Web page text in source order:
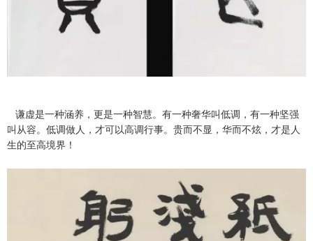
谦虚是一种涵养，更是一种智慧。有一种奢华叫低调，有一种坚强
叫从容。低调做人，才可以高调行事。贵而不显，华而不炫，才是人
生的至高境界！